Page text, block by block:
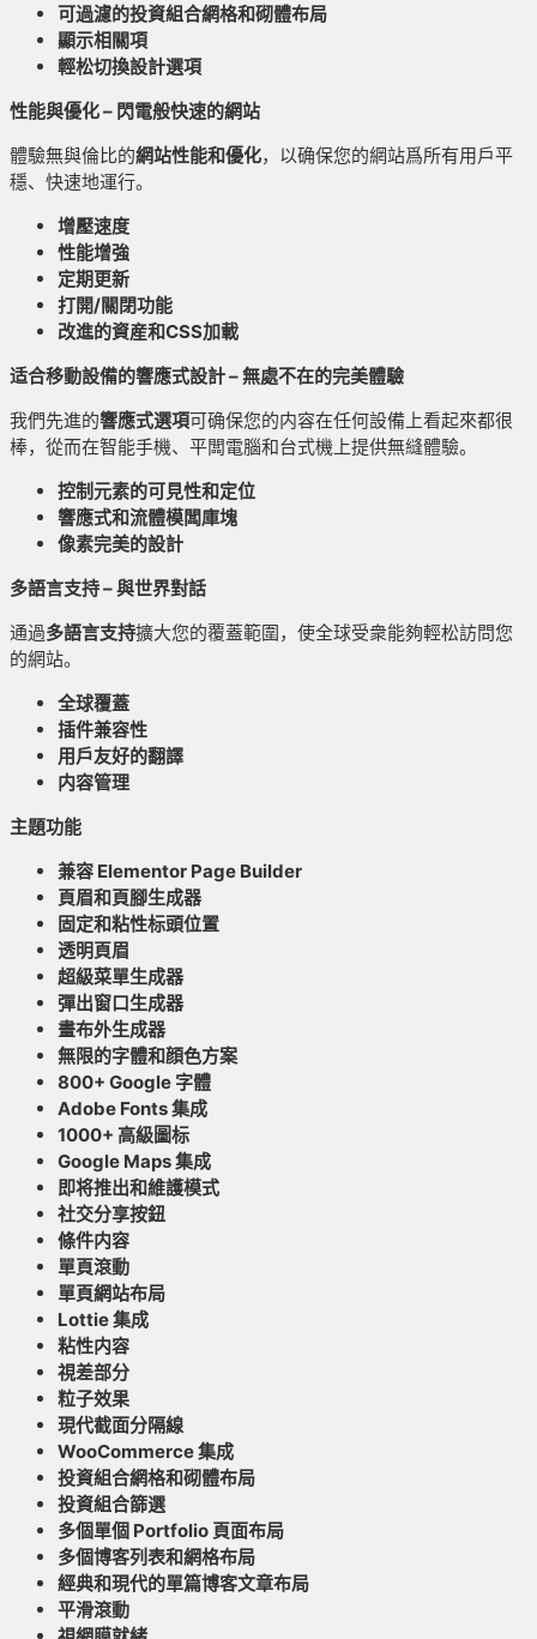
可過濾的投資組合網格和砌體布局
顯示相關項
輕松切換設計選項
性能與優化 – 閃電般快速的網站
體驗無與倫比的網站性能和優化，以确保您的網站爲所有用戶平
穩、快速地運行。
增壓速度
性能增強
定期更新
打開/關閉功能
改進的資産和CSS加載
适合移動設備的響應式設計 – 無處不在的完美體驗
我們先進的響應式選項可确保您的内容在任何設備上看起來都很
棒，從而在智能手機、平闆電腦和台式機上提供無縫體驗。
控制元素的可見性和定位
響應式和流體模闆庫塊
像素完美的設計
多語言支持 – 與世界對話
通過多語言支持擴大您的覆蓋範圍，使全球受衆能夠輕松訪問您
的網站。
全球覆蓋
插件兼容性
用戶友好的翻譯
内容管理
主題功能
兼容 Elementor Page Builder
頁眉和頁腳生成器
固定和粘性标頭位置
透明頁眉
超級菜單生成器
彈出窗口生成器
畫布外生成器
無限的字體和顔色方案
800+ Google 字體
Adobe Fonts 集成
1000+ 高級圖标
Google Maps 集成
即将推出和維護模式
社交分享按鈕
條件内容
單頁滾動
單頁網站布局
Lottie 集成
粘性内容
視差部分
粒子效果
現代截面分隔線
WooCommerce 集成
投資組合網格和砌體布局
投資組合篩選
多個單個 Portfolio 頁面布局
多個博客列表和網格布局
經典和現代的單篇博客文章布局
平滑滾動